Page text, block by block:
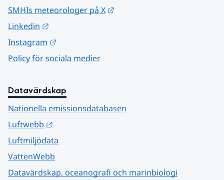
SMHIs meteorologer på X
Linkedin
Instagram
Policy för sociala medier
Datavärdskap
Nationella emissionsdatabasen
Luftwebb
Luftmiljödata
VattenWebb
Datavärdskap, oceanografi och marinbiologi